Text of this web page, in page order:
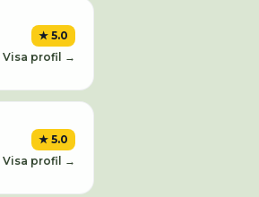
★ 5.0
Visa profil →
★ 5.0
Visa profil →